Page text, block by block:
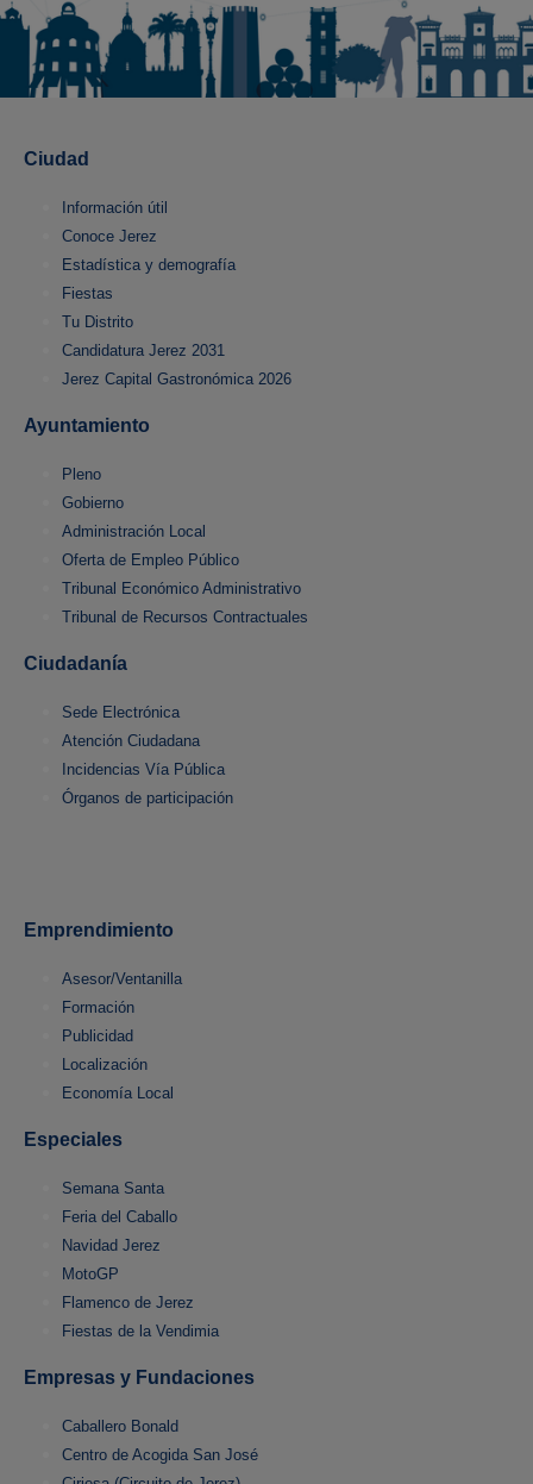
Ciudad
Información útil
Conoce Jerez
Estadística y demografía
Fiestas
Tu Distrito
Candidatura Jerez 2031
Jerez Capital Gastronómica 2026
Ayuntamiento
Pleno
Gobierno
Administración Local
Oferta de Empleo Público
Tribunal Económico Administrativo
Tribunal de Recursos Contractuales
Ciudadanía
Sede Electrónica
Atención Ciudadana
Incidencias Vía Pública
Órganos de participación
Emprendimiento
Asesor/Ventanilla
Formación
Publicidad
Localización
Economía Local
Especiales
Semana Santa
Feria del Caballo
Navidad Jerez
MotoGP
Flamenco de Jerez
Fiestas de la Vendimia
Empresas y Fundaciones
Caballero Bonald
Centro de Acogida San José